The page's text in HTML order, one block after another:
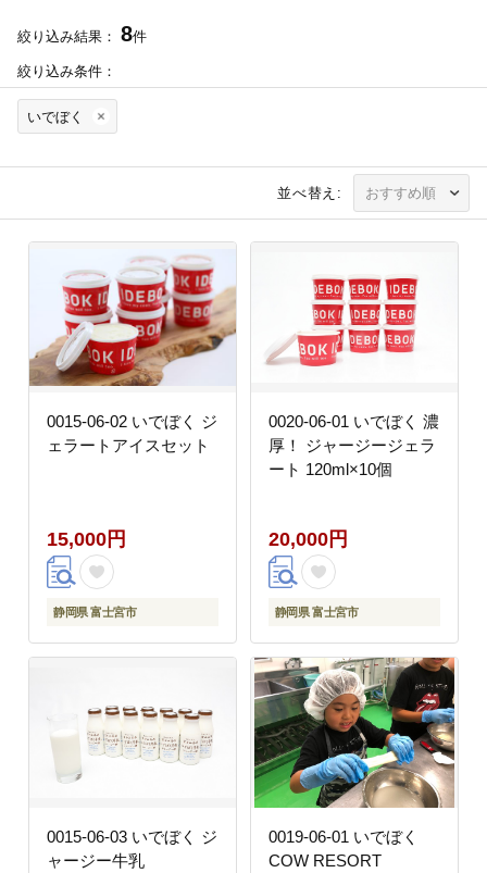
絞り込み結果： 8件
絞り込み条件：
いでぼく
並べ替え:
0015-06-02 いでぼく ジ
ェラートアイスセット
15,000円
静岡県 富士宮市
0020-06-01 いでぼく 濃
厚！ ジャージージェラ
ート 120ml×10個
20,000円
静岡県 富士宮市
0015-06-03 いでぼく ジ
ャージー牛乳
0019-06-01 いでぼく
COW RESORT